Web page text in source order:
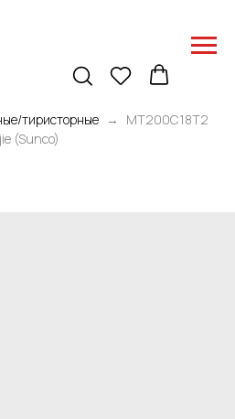
тиристорные
MT200C18T2
(Sunco)